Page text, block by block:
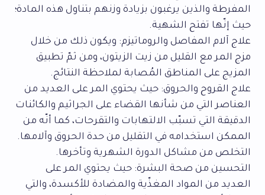
المفرطة والذين يرغبون بزيادة وزنهم بتناول هذه المادة؛
حيث إنّها تفتح الشهية.
علاج آلام المفاصل والروماتيزم: ويكون ذلك من خلال
مزج المر مع القليل من زيت الزيتون، ومن ثمّ تطبيق
المزيج على المناطق المُصابة لملاحظة النتائج.
علاج القروح والحروق: حيث يحتوي المر على العديد من
العناصر التي من شأنها القضاء على الجراثيم والكائنات
الدقيقة التي تسبّب الالتهابات والتقرحات، كما أنّه من
الممكن استخدامه في التقليل من حدة الحروق وآلامها.
التخلص من مشاكل الدورة الشهرية وتأخرها.
التحسين من صحة البشرة: حيث يحتوي المر على
العديد من المواد المغذّية والمضادة للأكسدة، والتي